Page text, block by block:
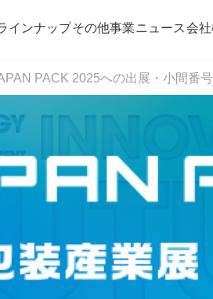
インナップその他事業ニュース会
PACK 2025への出展・小間番